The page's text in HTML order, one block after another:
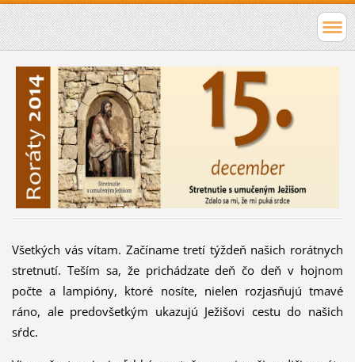
Všetkých vás vítam. Začíname tretí týždeň našich rorátnych
stretnutí. Teším sa, že prichádzate deň čo deň v hojnom
počte a lampióny, ktoré nosíte, nielen rozjasňujú tmavé
ráno, ale predovšetkým ukazujú Ježišovi cestu do našich
sŕdc.